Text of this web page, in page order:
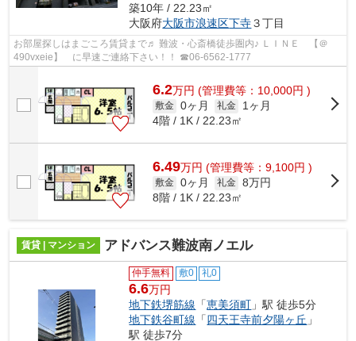
築10年 / 22.23㎡
大阪府大阪市浪速区下寺３丁目
お部屋探しはまごころ賃貸まで♬ 難波・心斎橋徒歩圏内♪ ＬＩＮＥ 【＠
490vxeie】 に早速ご連絡下さい！！ ☎06-6562-1777
6.2万円 (管理費等：10,000円 )
敷金 0ヶ月 礼金
1ヶ月
4階 / 1K / 22.23㎡
6.49万円 (管理費等：9,100円 )
敷金 0ヶ月 礼金 8万円
8階 / 1K / 22.23㎡
賃貸 | マンション アドバンス難波南ノエル
仲手無料 敷0 礼0
6.6万円
地下鉄堺筋線 「恵美須町 」駅 徒歩5分
地下鉄谷町線 「四天王寺前夕陽ヶ丘 」
駅 徒歩7分